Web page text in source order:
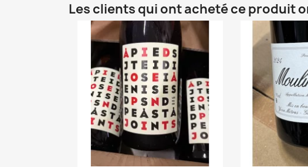
Les clients qui ont acheté ce produit